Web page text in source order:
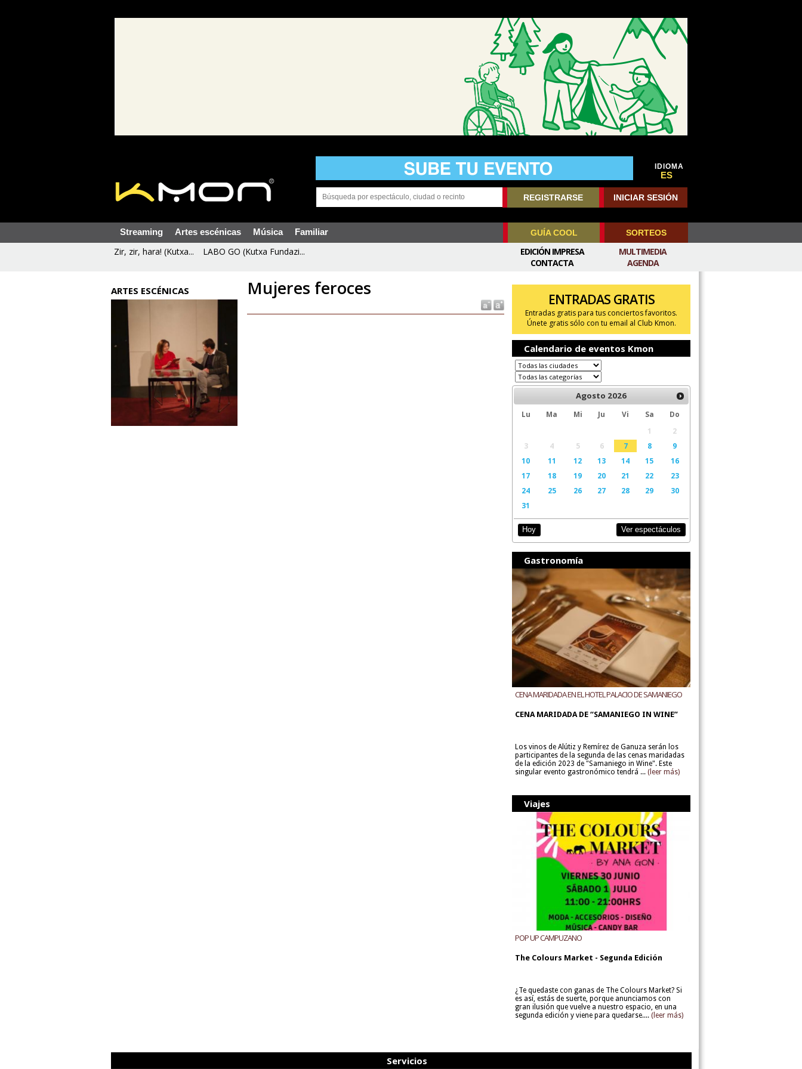
IDIOMA
ES
REGISTRARSE INICIAR SESIÓN
Streaming Artes escénicas Música Familiar GUÍA COOL SORTEOS
Zir, zir, hara! (Kutxa... LABO GO (Kutxa Fundazi...
MULTIMEDIA
AGENDA
EDICIÓN IMPRESA
CONTACTA
ARTES ESCÉNICAS Mujeres feroces
ENTRADAS GRATIS
Entradas gratis para tus conciertos favoritos.
Únete gratis sólo con tu email al Club Kmon.
Calendario de eventos Kmon
Agosto 2026
Lu Ma Mi Ju Vi Sa
Do
1
2
3
4 5 6 7 8
9
10
11 12 13 14 15
16
17
18 19 20 21 22
23
24
25 26 27 28 29
30
31
Hoy Ver espectáculos
Gastronomía
CENA MARIDADA EN EL HOTEL PALACIO DE SAMANIEGO
CENA MARIDADA DE “SAMANIEGO IN WINE”
Los vinos de Alútiz y Remírez de Ganuza serán los
participantes de la segunda de las cenas maridadas
de la edición 2023 de "Samaniego in Wine". Este
singular evento gastronómico tendrá ... (leer más)
Viajes
POP UP CAMPUZANO
The Colours Market - Segunda Edición
¿Te quedaste con ganas de The Colours Market? Si
es así, estás de suerte, porque anunciamos con
gran ilusión que vuelve a nuestro espacio, en una
segunda edición y viene para quedarse.... (leer más)
Servicios